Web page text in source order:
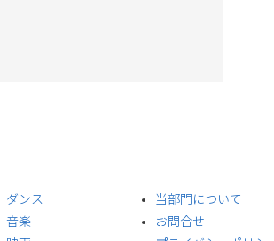
ダンス
音楽
​当部門について
お問合せ